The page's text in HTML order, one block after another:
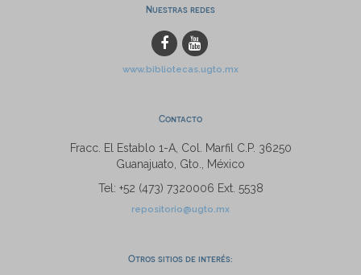
Nuestras redes
www.bibliotecas.ugto.mx
Contacto
Fracc. El Establo 1-A, Col. Marfil C.P. 36250
Guanajuato, Gto., México
Tel: +52 (473) 7320006 Ext. 5538
repositorio@ugto.mx
Otros sitios de interés: